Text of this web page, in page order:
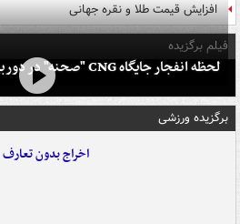
افزایش قیمت طلا و نقره جهانی
فیلم برگزیده
لحظه انفجار جایگاه CNG "صحنه" در دوربین مداربسته
برگزیده ورزشی
اخراج بدون